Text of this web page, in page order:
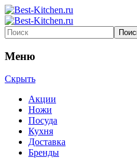
Меню
Скрыть
Акции
Ножи
Посуда
Кухня
Доставка
Бренды